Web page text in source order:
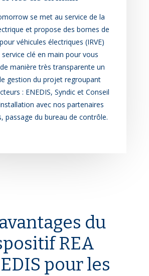
se met au service de la
et propose des bornes de
véhicules électriques (IRVE)
service clé en main pour vous
manière très transparente un
gestion du projet regroupant
: ENEDIS, Syndic et Conseil
avec nos partenaires
passage du bureau de contrôle.
du
REA
pour les